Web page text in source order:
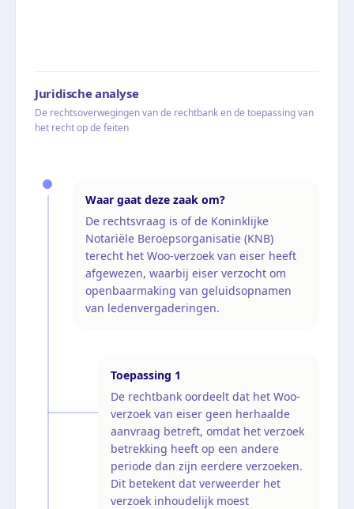
Juridische analyse
De rechtsoverwegingen van de rechtbank en de toepassing van
het recht op de feiten
Waar gaat deze zaak om?
De rechtsvraag is of de Koninklijke
Notariële Beroepsorganisatie (KNB)
terecht het Woo-verzoek van eiser heeft
afgewezen, waarbij eiser verzocht om
openbaarmaking van geluidsopnamen
van ledenvergaderingen.
Toepassing 1
De rechtbank oordeelt dat het Woo-
verzoek van eiser geen herhaalde
aanvraag betreft, omdat het verzoek
betrekking heeft op een andere
periode dan zijn eerdere verzoeken.
Dit betekent dat verweerder het
verzoek inhoudelijk moest